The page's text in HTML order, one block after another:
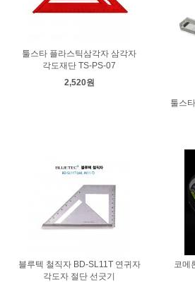
툴스타 플라스틱삼각자 삼각자
각도재단 TS-PS-07
2,520원
툴스
블루텍 철직자 BD-SL11T 연귀자
각도자 절단 선긋기
코메